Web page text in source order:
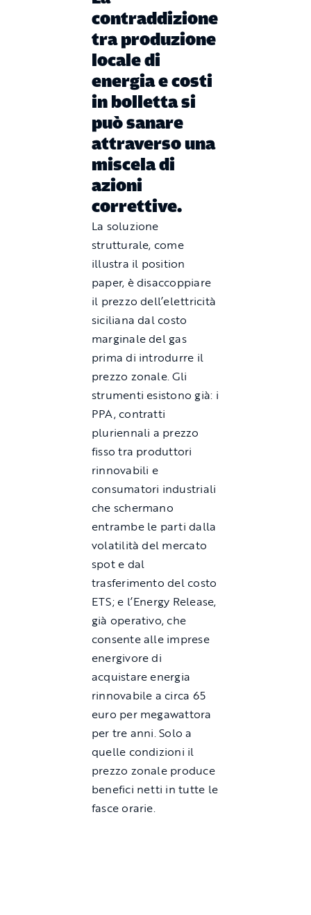
contraddizione
tra produzione
locale di
energia e costi
in bolletta si
può sanare
attraverso una
miscela di
azioni
correttive.
La soluzione
strutturale, come
illustra il position
paper, è disaccoppiare
il prezzo dell’elettricità
siciliana dal costo
marginale del gas
prima di introdurre il
prezzo zonale. Gli
strumenti esistono già: i
PPA, contratti
pluriennali a prezzo
fisso tra produttori
rinnovabili e
consumatori industriali
che schermano
entrambe le parti dalla
volatilità del mercato
spot e dal
trasferimento del costo
ETS; e l’Energy Release,
già operativo, che
consente alle imprese
energivore di
acquistare energia
rinnovabile a circa 65
euro per megawattora
per tre anni. Solo a
quelle condizioni il
prezzo zonale produce
benefici netti in tutte le
fasce orarie.